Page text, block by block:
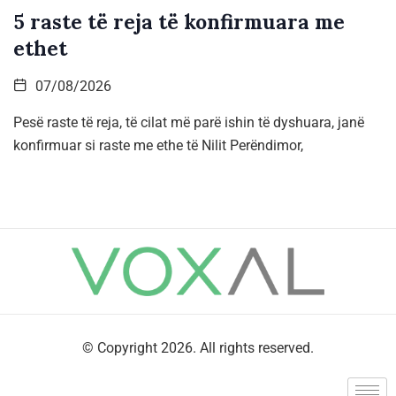
5 raste të reja të konfirmuara me
ethet
07/08/2026
Pesë raste të reja, të cilat më parë ishin të dyshuara, janë
konfirmuar si raste me ethe të Nilit Perëndimor,
© Copyright 2026. All rights reserved.